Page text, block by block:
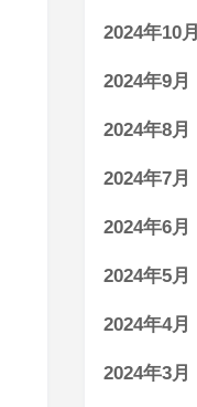
2024年10月
2024年9月
2024年8月
2024年7月
2024年6月
2024年5月
2024年4月
2024年3月